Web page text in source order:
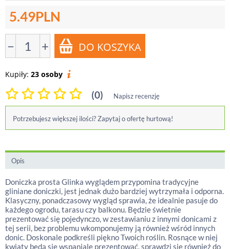
5.49PLN
− +
Kupiły: 23 osoby
(0) Napisz recenzję
Potrzebujesz większej ilości? Zapytaj o ofertę hurtową!
Opis
Doniczka prosta Glinka wyglądem przypomina tradycyjne
gliniane doniczki, jest jednak dużo bardziej wytrzymała i odporna.
Klasyczny, ponadczasowy wygląd sprawia, że idealnie pasuje do
każdego ogrodu, tarasu czy balkonu. Będzie świetnie
prezentować się pojedynczo, w zestawianiu z innymi donicami z
tej serii, bez problemu wkomponujemy ją również wśród innych
donic. Doskonale podkreśli piękno Twoich roślin. Rosnące w niej
kwiaty będą się wspaniale prezentować, sprawdzi się również do